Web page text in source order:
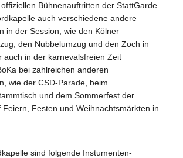
Bühnenauftritten der StattGarde
auch verschiedene andere
in der Session, wie den Kölner
den Nubbelumzug und den Zoch in
auch in der karnevalsfreien Zeit
bei zahlreichen anderen
wie der CSD-Parade, beim
und dem Sommerfest der
Feiern, Festen und Weihnachtsmärkten in
sind folgende Instumenten-